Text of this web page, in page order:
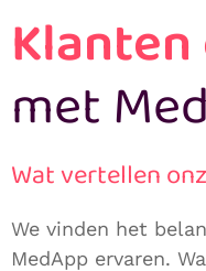
met
Wat vertellen
We vinden het
MedApp ervaren.